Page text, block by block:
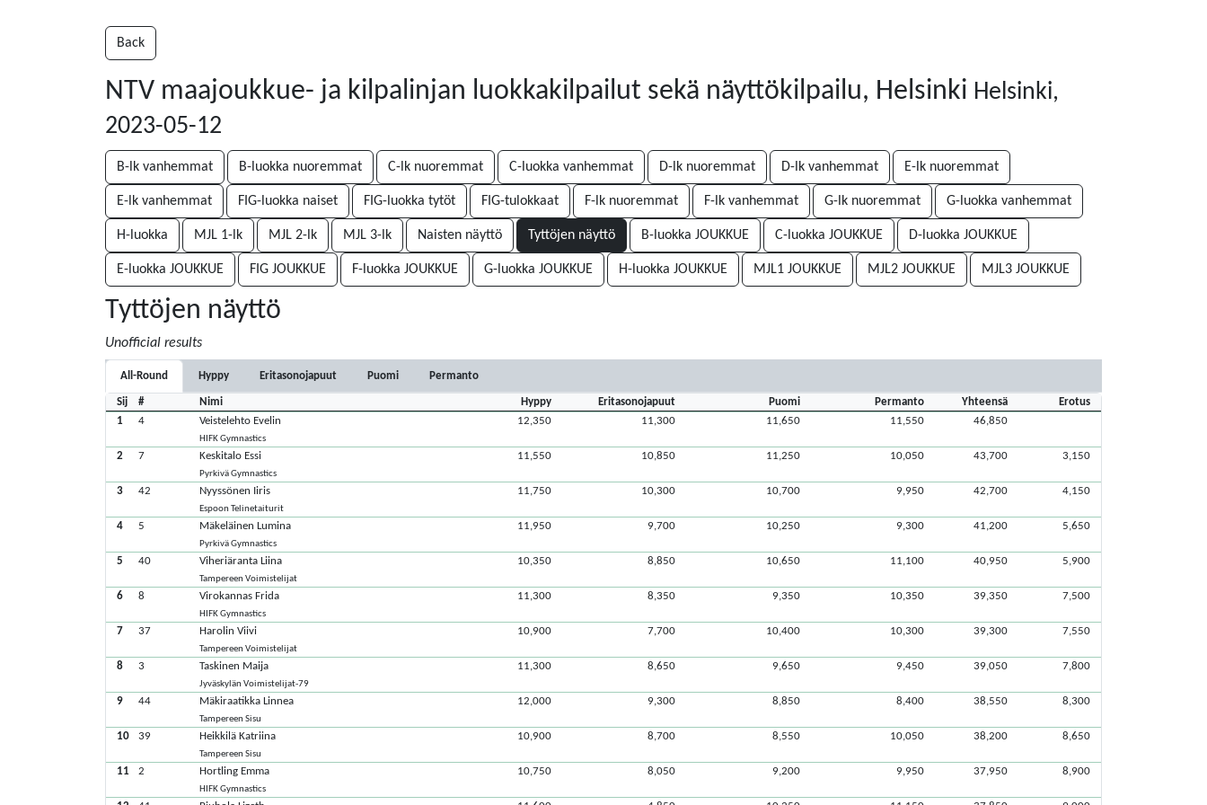
Back
NTV maajoukkue- ja kilpalinjan luokkakilpailut sekä näyttökilpailu, Helsinki Helsinki,
2023-05-12
B-lk vanhemmat B-luokka nuoremmat C-lk nuoremmat C-luokka vanhemmat D-lk nuoremmat D-lk vanhemmat E-lk nuoremmat
E-lk vanhemmat FIG-luokka naiset FIG-luokka tytöt FIG-tulokkaat F-lk nuoremmat F-lk vanhemmat G-lk nuoremmat G-luokka vanhemmat
H-luokka MJL 1-lk MJL 2-lk MJL 3-lk Naisten näyttö Tyttöjen näyttö B-luokka JOUKKUE C-luokka JOUKKUE D-luokka JOUKKUE
E-luokka JOUKKUE FIG JOUKKUE F-luokka JOUKKUE G-luokka JOUKKUE H-luokka JOUKKUE MJL1 JOUKKUE MJL2 JOUKKUE MJL3 JOUKKUE
Tyttöjen näyttö
Unofficial results
All-Round Hyppy Eritasonojapuut Puomi Permanto
Sij # Nimi Hyppy Eritasonojapuut Puomi Permanto Yhteensä
Erotus
1
4 Veistelehto Evelin
HIFK Gymnastics
12,350 11,300 11,650 11,550 46,850
2 7 Keskitalo Essi
Pyrkivä Gymnastics
11,550 10,850 11,250 10,050 43,700 3,150
3 42 Nyyssönen Iiris
Espoon Telinetaiturit
11,750 10,300 10,700 9,950 42,700 4,150
4 5 Mäkeläinen Lumina
Pyrkivä Gymnastics
11,950 9,700 10,250 9,300 41,200 5,650
5 40 Viheriäranta Liina
Tampereen Voimistelijat
10,350 8,850 10,650 11,100 40,950 5,900
6 8 Virokannas Frida
HIFK Gymnastics
11,300 8,350 9,350 10,350 39,350 7,500
7 37 Harolin Viivi
Tampereen Voimistelijat
10,900 7,700 10,400 10,300 39,300 7,550
8 3 Taskinen Maija
Jyväskylän Voimistelijat-79
11,300 8,650 9,650 9,450 39,050 7,800
9 44 Mäkiraatikka Linnea
Tampereen Sisu
12,000 9,300 8,850 8,400 38,550 8,300
10 39 Heikkilä Katriina
Tampereen Sisu
10,900 8,700 8,550 10,050 38,200 8,650
11 2 Hortling Emma
HIFK Gymnastics
10,750 8,050 9,200 9,950 37,950 8,900